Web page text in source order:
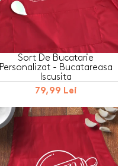
Sort De Bucatarie
Personalizat - Bucatareasa
Iscusita
79,99 Lei